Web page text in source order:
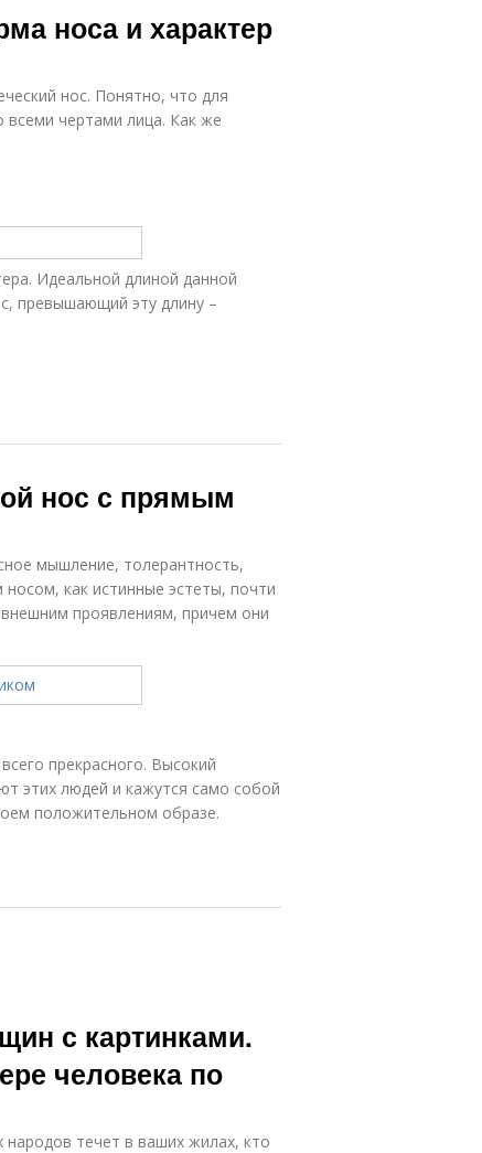
нос Нубийский нос
носа и характер
нос. Понятно, что для
всеми чертами лица. Как же
Идеальной длиной данной
превышающий эту длину –
нос с прямым
мышление, толерантность,
как истинные эстеты, почти
проявлениям, причем они
прекрасного. Высокий
этих людей и кажутся само собой
положительном образе.
с картинками.
человека по
течет в ваших жилах, кто